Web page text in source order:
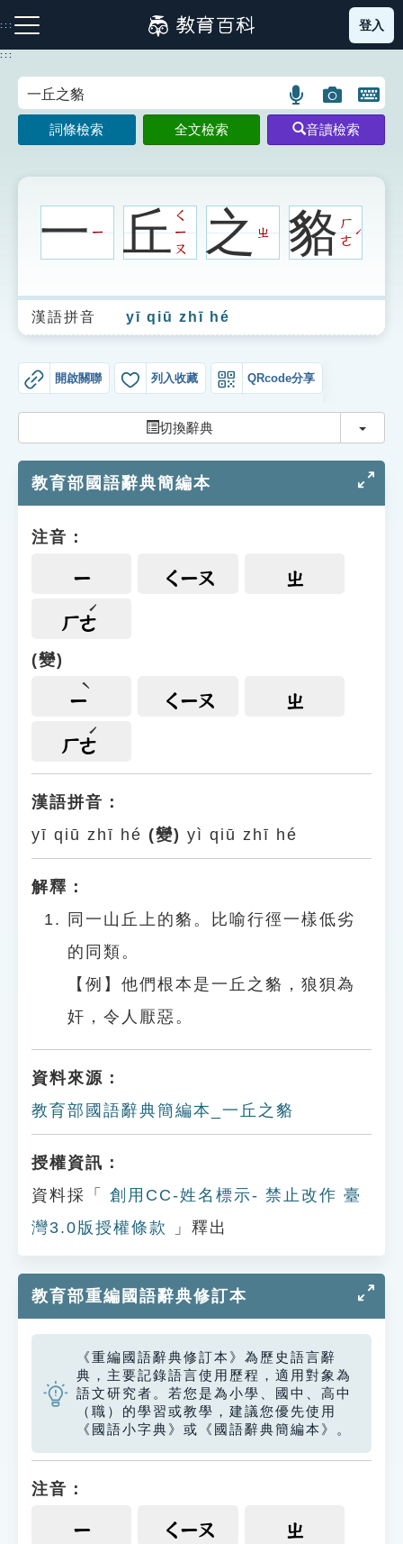
到
主
:::
注音索引圖示 筆畫索引圖示 部首索引表圖示
生字詞彙表
成語故事
索引選單
單字索引
遊戲專區
教學應用
貓頭鷹博士
登入
:::
語
言
搜
示
圖
片
搜
示
開
鍵
圖
詞條檢索 全文檢索 音讀檢索
一ㄧ 丘ㄑ
ㄧ
ㄡ
之ㄓ 貉ㄏ
ㄜ
ˊ
漢語拼音 yī qiū zhī hé
開啟關聯 列入收藏 QRcode分享
切換辭典 切換
教育部國語辭典簡編本
注音：
ㄧ ㄑㄧㄡ ㄓ
ㄏㄜ
(變)
ㄧ ㄑㄧㄡ ㄓ
ㄏㄜ
漢語拼音：
yī qiū zhī hé (變) yì qiū zhī hé
解釋：
同一山丘上的貉。比喻行徑一樣低劣
的同類。
【例】他們根本是一丘之貉，狼狽為
奸，令人厭惡。
資料來源：
教育部國語辭典簡編本_一丘之貉
授權資訊：
資料採「
創用CC-姓名標示- 禁止改作 臺
灣3.0版授權條款
」釋出
教育部重編國語辭典修訂本
《重編國語辭典修訂本》為歷史語言辭
典，主要記錄語言使用歷程，適用對象為
語文研究者。若您是為小學、國中、高中
（職）的學習或教學，建議您優先使用
《國語小字典》或《國語辭典簡編本》。
注音：
ㄧ ㄑㄧㄡ ㄓ